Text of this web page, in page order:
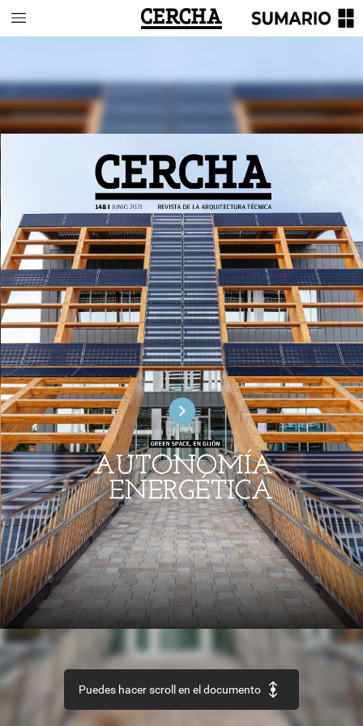
REVISTA DE LA ARQUITECTURA TÉCNICA
148 I JUNIO 2021
GREEN SPACE, EN GIJÓN I
AUTONOMÍA
ENERGÉTICA
SECTOR
Accesibilidad
universal
patrimonio
PROCESOS
MATERIALES
Aislamiento térmico por exterionr
CULTURA
Arquitectura
espejos